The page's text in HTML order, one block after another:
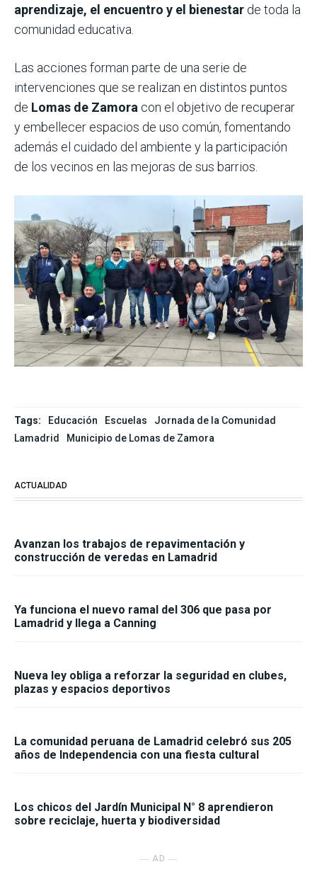
aprendizaje, el encuentro y el bienestar de toda la
comunidad educativa.
Las acciones forman parte de una serie de
intervenciones que se realizan en distintos puntos
de Lomas de Zamora con el objetivo de recuperar
y embellecer espacios de uso común, fomentando
además el cuidado del ambiente y la participación
de los vecinos en las mejoras de sus barrios.
Tags: Educación Escuelas
Jornada de la Comunidad
Lamadrid
Municipio de Lomas de Zamora
ACTUALIDAD
Avanzan los trabajos de repavimentación y
construcción de veredas en Lamadrid
Ya funciona el nuevo ramal del 306 que pasa por
Lamadrid y llega a Canning
Nueva ley obliga a reforzar la seguridad en clubes,
plazas y espacios deportivos
La comunidad peruana de Lamadrid celebró sus 205
años de Independencia con una fiesta cultural
Los chicos del Jardín Municipal N° 8 aprendieron
sobre reciclaje, huerta y biodiversidad
― AD ―